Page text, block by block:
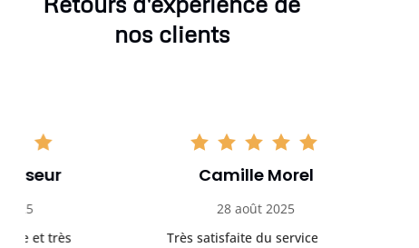
nos clients
Camille Morel
Très satisfaite du service. Les